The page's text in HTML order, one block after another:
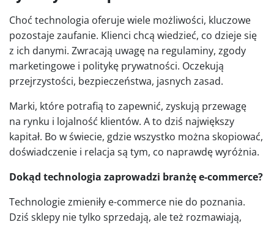
Choć technologia oferuje wiele możliwości, kluczowe
pozostaje zaufanie. Klienci chcą wiedzieć, co dzieje się
z ich danymi. Zwracają uwagę na regulaminy, zgody
marketingowe i politykę prywatności. Oczekują
przejrzystości, bezpieczeństwa, jasnych zasad.
Marki, które potrafią to zapewnić, zyskują przewagę
na rynku i lojalność klientów. A to dziś największy
kapitał. Bo w świecie, gdzie wszystko można skopiować,
doświadczenie i relacja są tym, co naprawdę wyróżnia.
Dokąd technologia zaprowadzi branżę e-commerce?
Technologie zmieniły e-commerce nie do poznania.
Dziś sklepy nie tylko sprzedają, ale też rozmawiają,